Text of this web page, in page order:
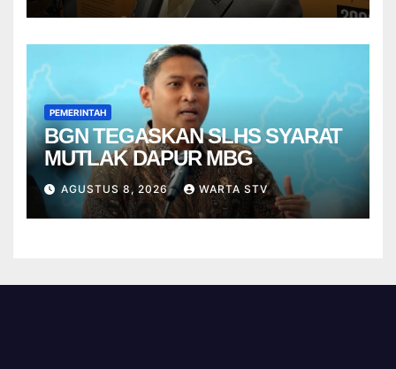
PEMERINTAH
BGN TEGASKAN SLHS SYARAT
MUTLAK DAPUR MBG
AGUSTUS 8, 2026 WARTA STV